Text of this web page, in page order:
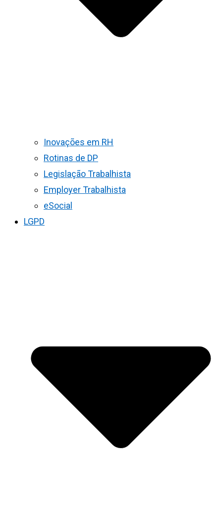
Inovações em RH
Rotinas de DP
Legislação Trabalhista
Employer Trabalhista
eSocial
LGPD